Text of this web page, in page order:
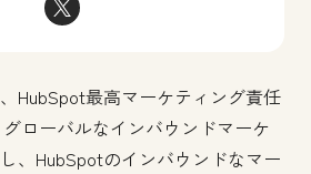
キップ・ボドナー Twitter
HubSpot最高マーケティング責任
ローバルなインバウンドマーケ
、HubSpotのインバウンドなマー